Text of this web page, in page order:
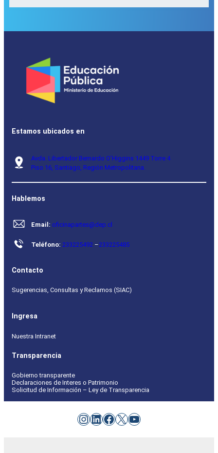
Estamos ubicados en
Avda. Libertador Bernardo O’Higgins 1449 Torre 4
Piso 16, Santiago, Región Metropolitana.
Hablemos
Email: oficinapartes@dep.cl
Teléfono: 233225492 –233225485
Contacto
Sugerencias, Consultas y Reclamos (SIAC)
Ingresa
Nuestra Intranet
Transparencia
Gobierno transparente
Declaraciones de Interes o Patrimonio
Solicitud de Información – Ley de Transparencia
Instagram
LinkedIn
Facebook
X YouTube